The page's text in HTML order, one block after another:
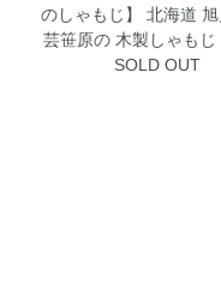
のしゃもじ】 北海道
芸笹原の 木製しゃもじ
SOLD OUT